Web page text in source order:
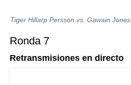
Tiger Hillarp Persson vs. Gawain Jones
Ronda 7
Retransmisiones en directo